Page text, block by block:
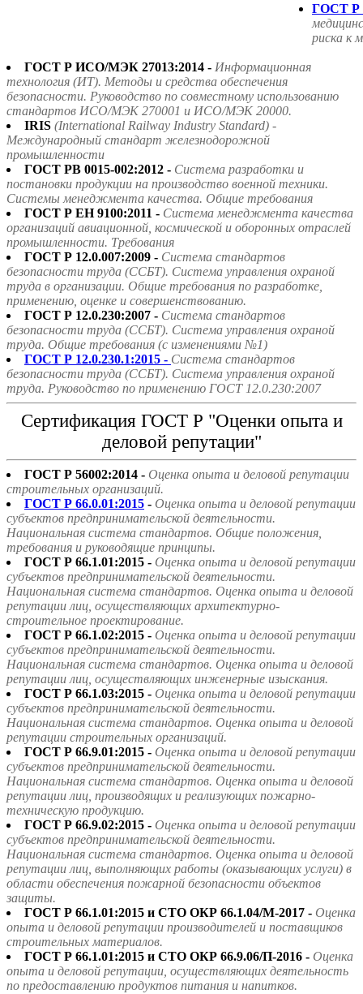
ГОСТ Р
риска к
ГОСТ Р ИСО/МЭК 27013:2014 - Информационная
технология (ИТ). Методы и средства обеспечения
безопасности. Руководство по совместному использованию
стандартов ИСО/МЭК 270001 и ИСО/МЭК 20000.
IRIS (International Railway Industry Standard) -
Международный стандарт железнодорожной
промышленности
ГОСТ РВ 0015-002:2012 - Система разработки и
постановки продукции на производство военной техники.
Системы менеджмента качества. Общие требования
ГОСТ Р ЕН 9100:2011 - Система менеджмента качества
организаций авиационной, космической и оборонных отраслей
промышленности. Требования
ГОСТ Р 12.0.007:2009 - Система стандартов
безопасности труда (ССБТ). Система управления охраной
труда в организации. Общие требования по разработке,
применению, оценке и совершенствованию.
ГОСТ Р 12.0.230:2007 - Система стандартов
безопасности труда (ССБТ). Система управления охраной
труда. Общие требования (с изменениями №1)
ГОСТ Р 12.0.230.1:2015 - Система стандартов
безопасности труда (ССБТ). Система управления охраной
труда. Руководство по применению ГОСТ 12.0.230:2007
Сертификация ГОСТ Р "Оценки опыта и
деловой репутации"
ГОСТ Р 56002:2014 - Оценка опыта и деловой репутации
строительных организаций.
ГОСТ Р 66.0.01:2015 - Оценка опыта и деловой репутации
субъектов предпринимательской деятельности.
Национальная система стандартов. Общие положения,
требования и руководящие принципы.
ГОСТ Р 66.1.01:2015 - Оценка опыта и деловой репутации
субъектов предпринимательской деятельности.
Национальная система стандартов. Оценка опыта и деловой
репутации лиц, осуществляющих архитектурно-
строительное проектирование.
ГОСТ Р 66.1.02:2015 - Оценка опыта и деловой репутации
субъектов предпринимательской деятельности.
Национальная система стандартов. Оценка опыта и деловой
репутации лиц, осуществляющих инженерные изыскания.
ГОСТ Р 66.1.03:2015 - Оценка опыта и деловой репутации
субъектов предпринимательской деятельности.
Национальная система стандартов. Оценка опыта и деловой
репутации строительных организаций.
ГОСТ Р 66.9.01:2015 - Оценка опыта и деловой репутации
субъектов предпринимательской деятельности.
Национальная система стандартов. Оценка опыта и деловой
репутации лиц, производящих и реализующих пожарно-
техническую продукцию.
ГОСТ Р 66.9.02:2015 - Оценка опыта и деловой репутации
субъектов предпринимательской деятельности.
Национальная система стандартов. Оценка опыта и деловой
репутации лиц, выполняющих работы (оказывающих услуги) в
области обеспечения пожарной безопасности объектов
защиты.
ГОСТ Р 66.1.01:2015 и СТО ОКР 66.1.04/М-2017 - Оценка
опыта и деловой репутации производителей и поставщиков
строительных материалов.
ГОСТ Р 66.1.01:2015 и СТО ОКР 66.9.06/П-2016 - Оценка
опыта и деловой репутации, осуществляющих деятельность
по предоставлению продуктов питания и напитков.